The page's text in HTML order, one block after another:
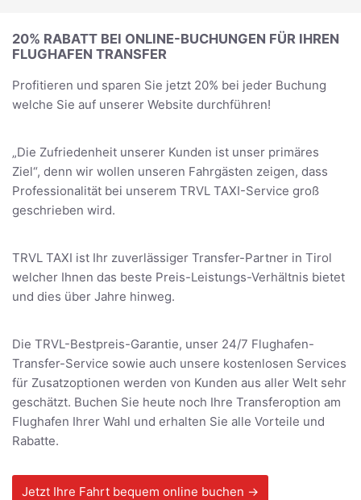
20% RABATT BEI ONLINE-BUCHUNGEN FÜR IHREN
FLUGHAFEN TRANSFER
Profitieren und sparen Sie jetzt 20% bei jeder Buchung
welche Sie auf unserer Website durchführen!
„Die Zufriedenheit unserer Kunden ist unser primäres
Ziel“, denn wir wollen unseren Fahrgästen zeigen, dass
Professionalität bei unserem TRVL TAXI-Service groß
geschrieben wird.
TRVL TAXI ist Ihr zuverlässiger Transfer-Partner in Tirol
welcher Ihnen das beste Preis-Leistungs-Verhältnis bietet
und dies über Jahre hinweg.
Die TRVL-Bestpreis-Garantie, unser 24/7 Flughafen-
Transfer-Service sowie auch unsere kostenlosen Services
für Zusatzoptionen werden von Kunden aus aller Welt sehr
geschätzt. Buchen Sie heute noch Ihre Transferoption am
Flughafen Ihrer Wahl und erhalten Sie alle Vorteile und
Rabatte.
Jetzt Ihre Fahrt bequem online buchen →